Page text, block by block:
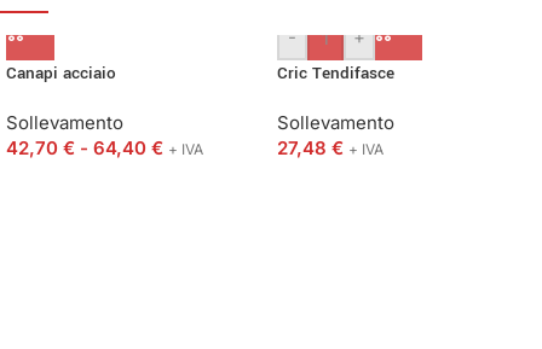
Canapi acciaio
Sollevamento
42,70 € - 64,40 € + IVA
-
+
Cric Tendifasce
Sollevamento
27,48 € + IVA